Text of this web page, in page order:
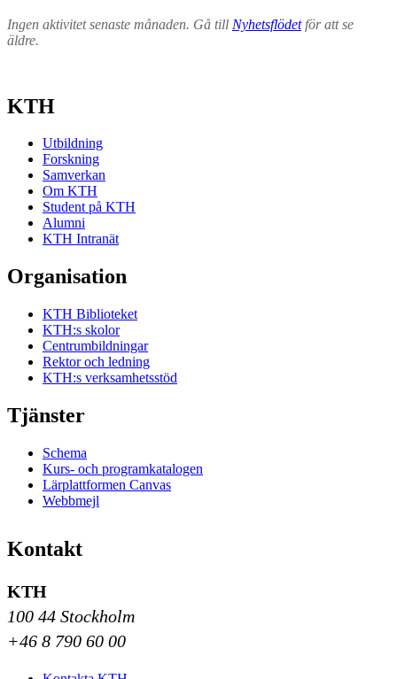
Ingen aktivitet senaste månaden. Gå till Nyhetsflödetför att se
äldre.
KTH
Utbildning
Forskning
Samverkan
Om KTH
Student på KTH
Alumni
KTH Intranät
Organisation
KTH Biblioteket
KTH:s skolor
Centrumbildningar
Rektor och ledning
KTH:s verksamhetsstöd
Tjänster
Schema
Kurs- och programkatalogen
Lärplattformen Canvas
Webbmejl
Kontakt
KTH
100 44 Stockholm
+46 8 790 60 00